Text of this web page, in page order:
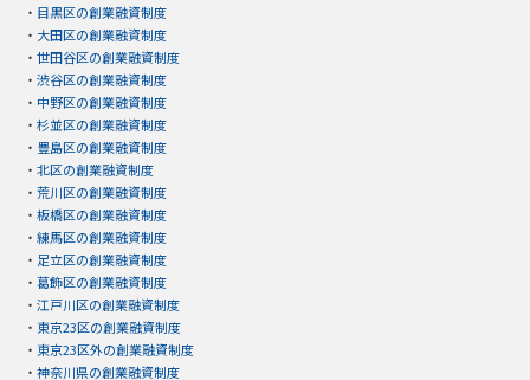
・ 目黒区の創業融資制度
・ 大田区の創業融資制度
・ 世田谷区の創業融資制度
・ 渋谷区の創業融資制度
・ 中野区の創業融資制度
・ 杉並区の創業融資制度
・ 豊島区の創業融資制度
・ 北区の創業融資制度
・ 荒川区の創業融資制度
・ 板橋区の創業融資制度
・ 練馬区の創業融資制度
・ 足立区の創業融資制度
・ 葛飾区の創業融資制度
・ 江戸川区の創業融資制度
・ 東京23区の創業融資制度
・ 東京23区外の創業融資制度
・ 神奈川県の創業融資制度